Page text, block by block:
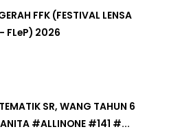
FFK (FESTIVAL LENSA
FLeP) 2026
SR, WANG TAHUN 6
ANITA #ALLINONE #141 #...